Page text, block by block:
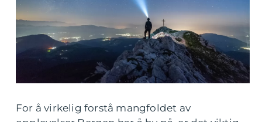
For å virkelig forstå mangfoldet av